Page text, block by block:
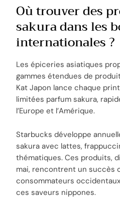
Où trouver des
sakura dans les
internationales ?
Les épiceries asiatiques
gammes étendues de
Kat Japon lance chaque
limitées parfum sakura,
l’Europe et l’Amérique.
Starbucks développe
sakura avec lattes,
thématiques. Ces produits,
mai, rencontrent un succès
consommateurs
ces saveurs nippones.